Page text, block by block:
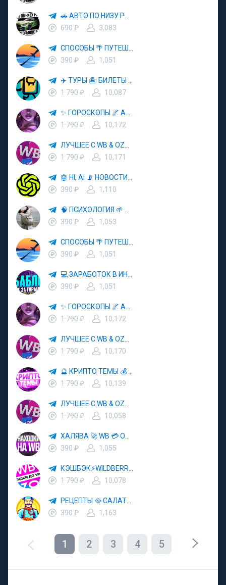
690 ₽
3,083
390 ₽
1,051
1 790 ₽
10,087
1 790 ₽
10,172
1 790 ₽
10,171
390 ₽
1,110
390 ₽
1,053
390 ₽
1,051
390 ₽
1,051
1 790 ₽
10,172
1 790 ₽
10,170
1 790 ₽
10,139
1 790 ₽
10,058
390 ₽
1,055
1 790 ₽
10,078
390 ₽
1,163
1 2 3 4 5